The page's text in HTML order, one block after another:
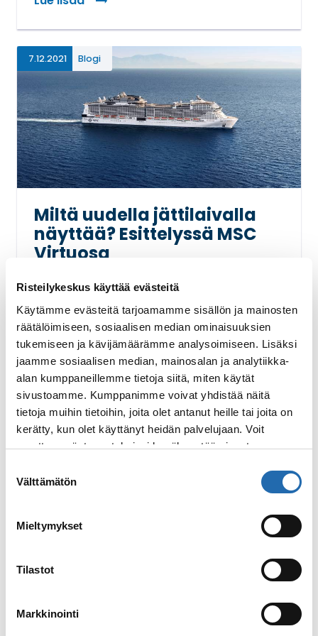
Risteilykeskus käyttää evästeitä
Käytämme evästeitä tarjoamamme sisällön ja mainosten
räätälöimiseen, sosiaalisen median ominaisuuksien
tukemiseen ja kävijämäärämme analysoimiseen. Lisäksi
jaamme sosiaalisen median, mainosalan ja analytiikka-
alan kumppaneillemme tietoja siitä, miten käytät
sivustoamme. Kumppanimme voivat yhdistää näitä
tietoja muihin tietoihin, joita olet antanut heille tai joita on
kerätty, kun olet käyttänyt heidän palvelujaan. Voit
muuttaa evästeasetuksiesi hyväksyntää sivuston
valinta
Välttämätön
Mieltymykset
Tilastot
Markkinointi
7.12.2021 Blogi
Miltä uudella jättilaivalla
näyttää? Esittelyssä MSC
Virtuosa
MSC Cruises Uusi laiva
Eurooppalainen risteilyvarustamo MSC
Cruises on kasvanut viime vuosien aikana
hurjaa tahtia. varustamon uusin laiva,
keväällä 2021 valmistunut MSC Virtuosa
seilaa tämän talven Dubain lämmössä.
Mutta miltä laiva näyttää?
Lue lisää
: Miltä uudella jättilaivalla näyttää? Esittelyssä